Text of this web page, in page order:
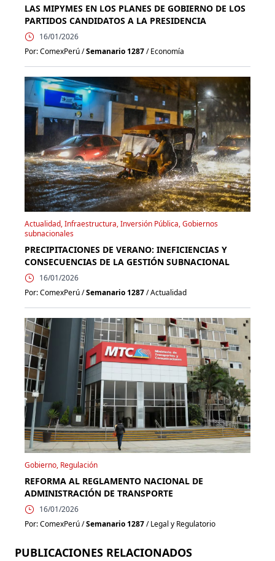
LAS MIPYMES EN LOS PLANES DE GOBIERNO DE LOS
PARTIDOS CANDIDATOS A LA PRESIDENCIA
16/01/2026
Por: ComexPerú /Semanario 1287/ Economía
Actualidad, Infraestructura, Inversión Pública, Gobiernos
subnacionales
PRECIPITACIONES DE VERANO: INEFICIENCIAS Y
CONSECUENCIAS DE LA GESTIÓN SUBNACIONAL
16/01/2026
Por: ComexPerú /Semanario 1287/ Actualidad
Gobierno, Regulación
REFORMA AL REGLAMENTO NACIONAL DE
ADMINISTRACIÓN DE TRANSPORTE
16/01/2026
Por: ComexPerú /Semanario 1287/ Legal y Regulatorio
PUBLICACIONES RELACIONADOS